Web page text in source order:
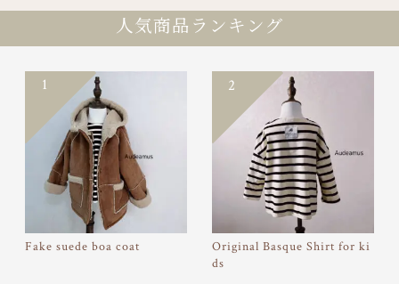
人気商品ランキング
Fake suede boa coat
1
Original Basque Shirt for ki
ds
2